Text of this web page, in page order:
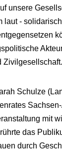
unsere
laut -
Zivilgesellschaft.
Schulze
mit
das
durch